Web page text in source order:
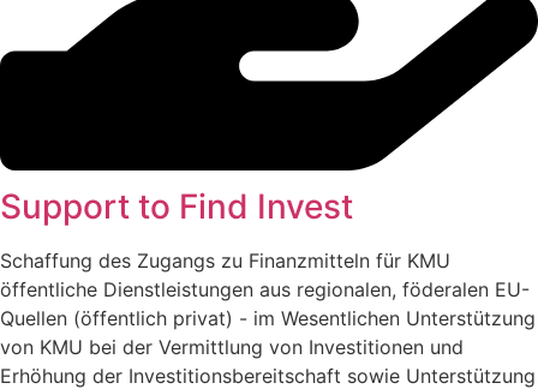
Support to Find Invest
Schaffung des Zugangs zu Finanzmitteln für KMU
öffentliche Dienstleistungen aus regionalen, föderalen EU-
Quellen (öffentlich privat) - im Wesentlichen Unterstützung
von KMU bei der Vermittlung von Investitionen und
Erhöhung der Investitionsbereitschaft sowie Unterstützung